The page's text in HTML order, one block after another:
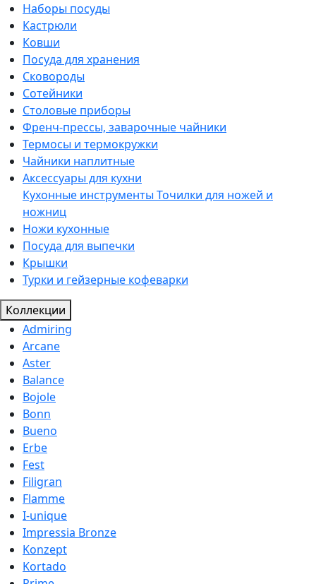
Наборы посуды
Кастрюли
Ковши
Посуда для хранения
Сковороды
Сотейники
Столовые приборы
Френч-прессы, заварочные чайники
Термосы и термокружки
Чайники наплитные
Аксессуары для кухни
Кухонные инструменты Точилки для ножей и
ножниц
Ножи кухонные
Посуда для выпечки
Крышки
Турки и гейзерные кофеварки
Коллекции
Admiring
Arcane
Aster
Balance
Bojole
Bonn
Bueno
Erbe
Fest
Filigran
Flamme
I-unique
Impressia Bronze
Konzept
Kortado